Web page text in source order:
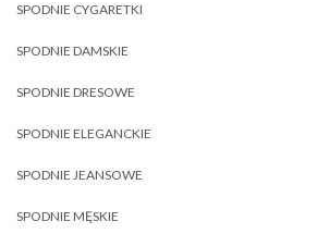
SPODNIE CYGARETKI
SPODNIE DAMSKIE
SPODNIE DRESOWE
SPODNIE ELEGANCKIE
SPODNIE JEANSOWE
SPODNIE MĘSKIE